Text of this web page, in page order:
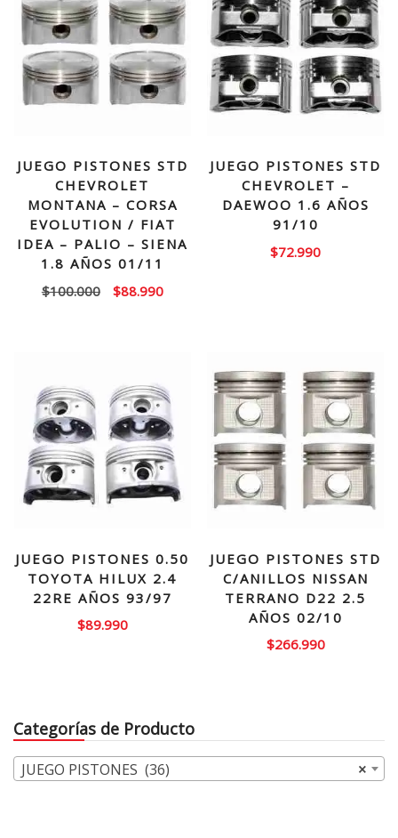
JUEGO PISTONES STD
CHEVROLET
MONTANA – CORSA
EVOLUTION / FIAT
IDEA – PALIO – SIENA
1.8 AÑOS 01/11
$100.000
El
$88.990El
$88.990.
JUEGO PISTONES STD
CHEVROLET –
DAEWOO 1.6 AÑOS
91/10
$72.990
JUEGO PISTONES 0.50
TOYOTA HILUX 2.4
22RE AÑOS 93/97
$89.990
JUEGO PISTONES STD
C/ANILLOS NISSAN
TERRANO D22 2.5
AÑOS 02/10
$266.990
Categorías de Producto
×
JUEGO PISTONES (36)